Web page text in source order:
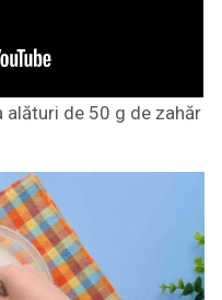
de 50 g de zahăr